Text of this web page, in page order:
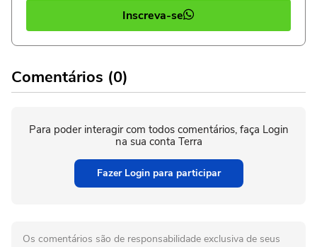
Inscreva-se
Comentários (0)
Para poder interagir com todos comentários, faça Login
na sua conta Terra
Fazer Login para participar
Os comentários são de responsabilidade exclusiva de seus